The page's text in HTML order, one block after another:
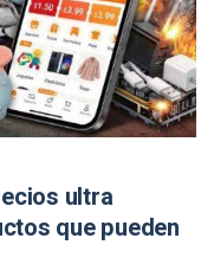
ultra
que pueden